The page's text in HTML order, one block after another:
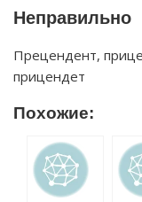
Неправильно
Прецендент,
прицендет
Похожие: